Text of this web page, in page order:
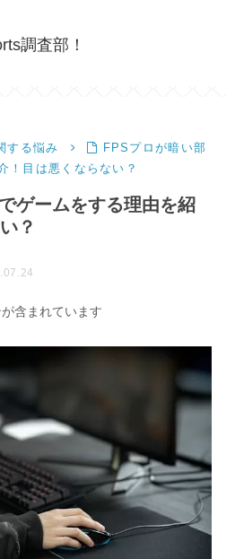
調査部！
する悩み
FPSプロが暗い部
！目は悪くならない？
ゲームをする理由を紹
？
含まれています